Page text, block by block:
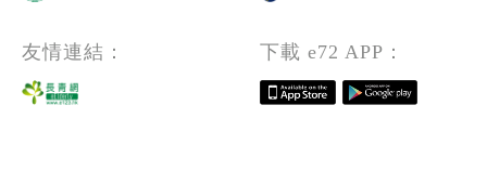
友情連結： 下載 e72 APP：